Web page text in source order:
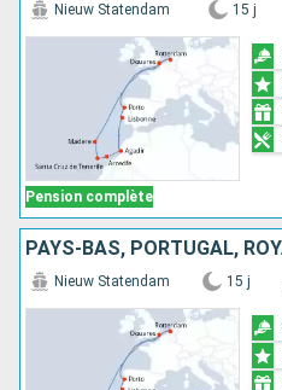
Pension complète
Nieuw Statendam 15 j
Nieuw Statendam 15 j